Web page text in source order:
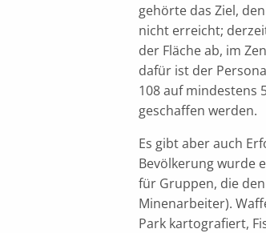
gehörte das Ziel,
nicht erreicht;
der Fläche ab, im
dafür ist der
108 auf mindestens
geschaffen werden.
Es gibt aber auch
Bevölkerung wurde
für Gruppen, die
Minenarbeiter).
Park kartografiert,